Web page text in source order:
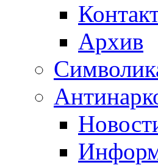
Архив